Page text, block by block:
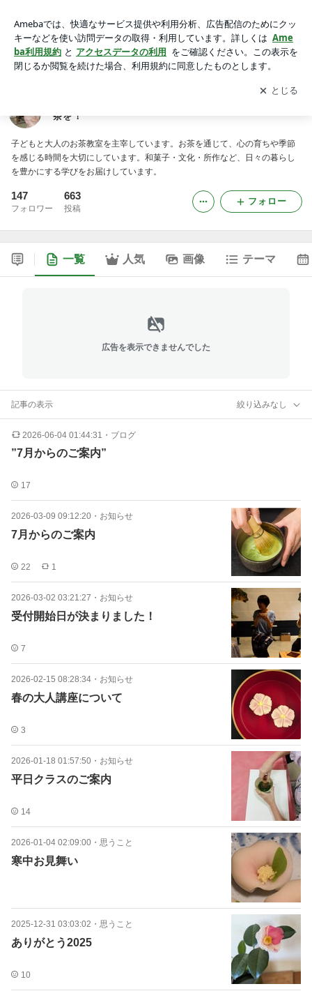
アプリをダウンロードして ブログの更新通知
を受け取りまし
ょう。
開く
茶を！
子どもと大人のお茶教室を主宰しています。お茶を通じて、心の育ちや季節
を感じる時間を大切にしています。和菓子・文化・所作など、日々の暮らし
を豊かにする学びをお届けしています。
147
フォロワー
663
投稿
フォロー
一覧 人気 画像 テーマ
広告を表示できませんでした
記事の表示 絞り込みなし
2026-06-04 01:44:31 ・ ブログ
”7月からのご案内”
17
2026-03-09 09:12:20 ・ お知らせ
7月からのご案内
22 1
2026-03-02 03:21:27 ・ お知らせ
受付開始日が決まりました！
7
2026-02-15 08:28:34 ・ お知らせ
春の大人講座について
3
2026-01-18 01:57:50 ・ お知らせ
平日クラスのご案内
14
2026-01-04 02:09:00 ・ 思うこと
寒中お見舞い
2025-12-31 03:03:02 ・ 思うこと
ありがとう2025
10